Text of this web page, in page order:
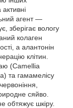
агент —
зберігає вологу
колаген
а алантонін
клітин.
(Camellia
та гамамелісу
сяйво.
обтяжує шкіру.